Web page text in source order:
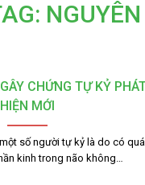
CHỨNG TỰ KỶ
HIỆN MỚI
số người tự kỷ là do có quá
kinh trong não không…